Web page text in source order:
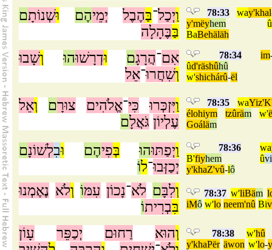
וַיְכַל־בַּהֶבֶל יְמֵיהֶם וּשְׁנוֹתָם
בַּבֶּהָלָה
78:33 way'khal
y'mëyhem
û
BaBehäläh
אִם־הֲרָגָם וּדְרָשׁוּהוּ וְשָׁבוּ
וְשִׁחֲרוּ־אֵל
78:34 im
ûd'räshûhû
w'shichárû-ël
וַיִּזְכְּרוּ כִּי־אֱלֹהִים צוּרָם וְאֵל
עֶלְיוֹן גֹּאֲלָם
78:35 wa
élohiym
tzûräm w'
Goáläm
וַיְפַתּוּהוּ בְּפִיהֶם וּבִלְשׁוֹנָם
יְכַזְּבוּ־לוֹ
78:36 wa
B'fiyhem ûvi
y'khaZ'vû-lô
וְלִבָּם לֹא־נָכוֹן עִמּוֹ וְלֹא נֶאֶמְנוּ
בִּבְרִיתוֹ
78:37 w'liBäm
iMô w'lo neem'nû Bi
וְהוּא רַחוּם יְכַפֵּר
עָוֹן
78:38 w'hû
y'khaPër äwon w'lo-